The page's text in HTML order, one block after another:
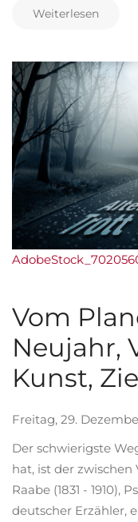
Weiterlesen
Vom
Neujahr,
Kunst,
Freitag, 29.
Der schwierigste
hat, ist der
Raabe (1831 - 1910),
deutscher Erzähler,